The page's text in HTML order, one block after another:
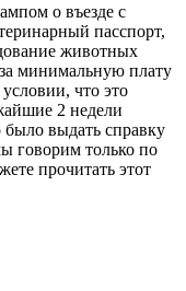
о въезде с
пасспорт,
животных
минимальную плату
что это
2 недели
выдать справку
говорим только по
прочитать этот